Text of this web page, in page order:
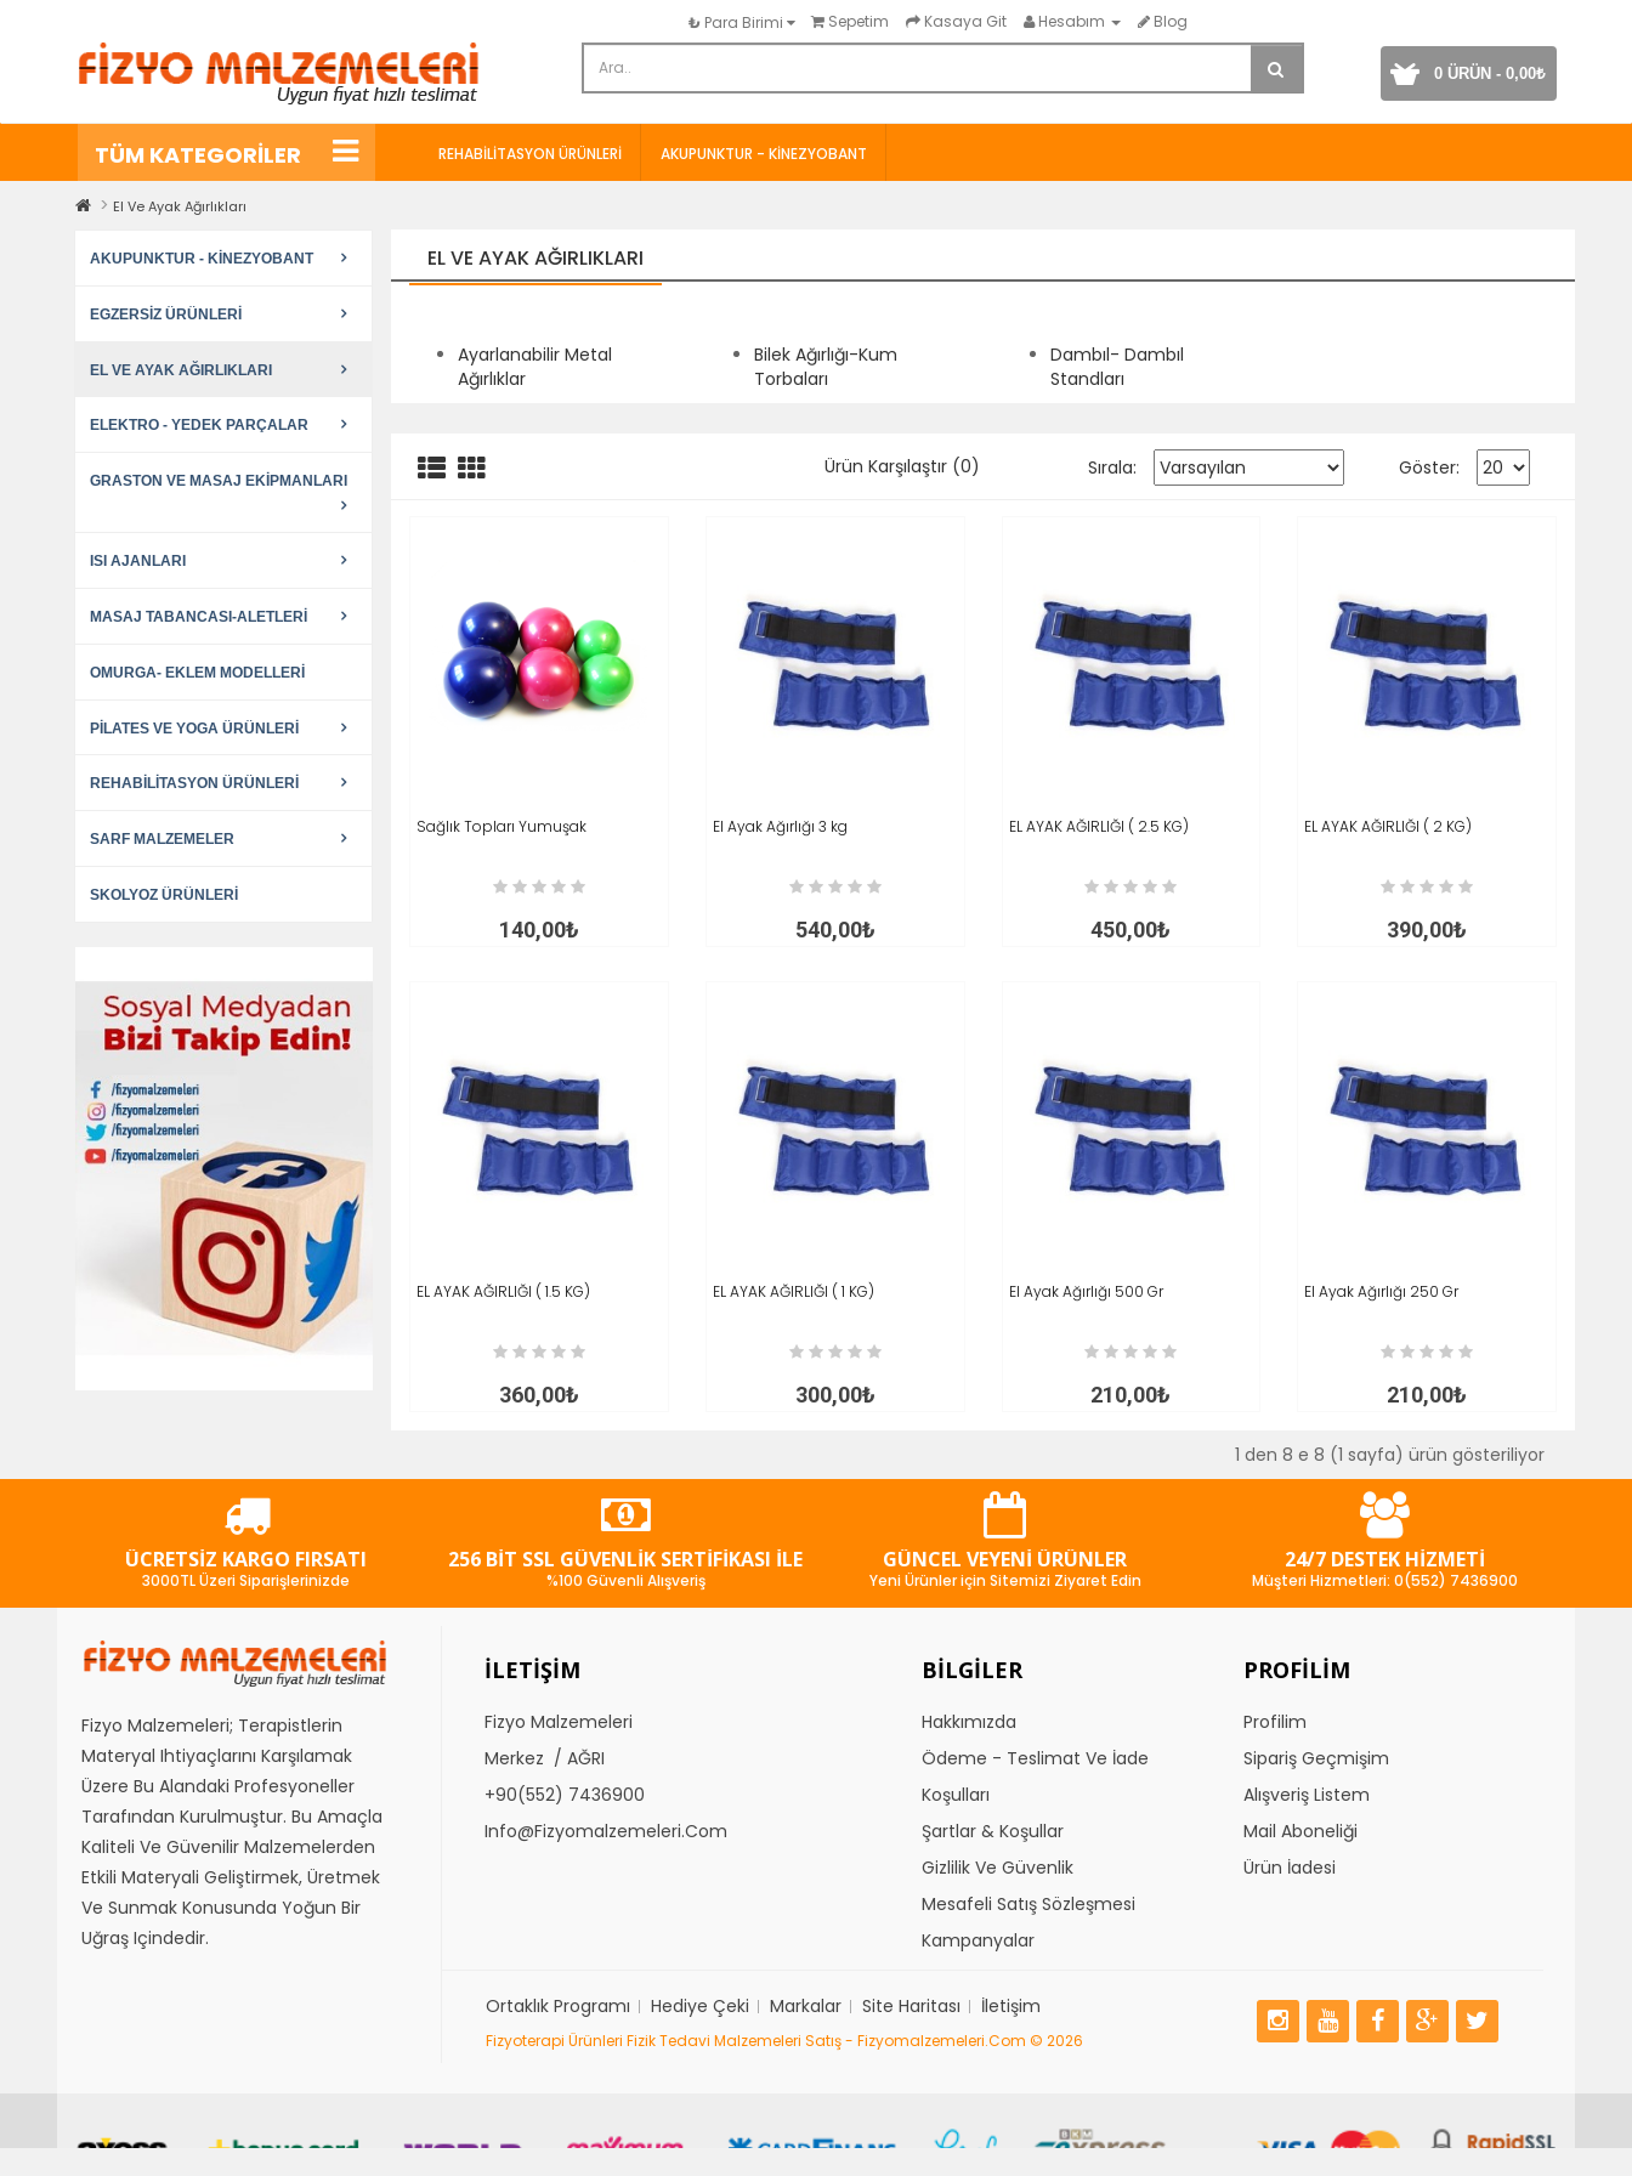
₺ Para Birimi Sepetim Kasaya Git Hesabım Blog
0 ÜRÜN - 0,00₺
TÜM KATEGORİLER REHABILITASYON ÜRÜNLERI AKUPUNKTUR - KINEZYOBANT
El Ve Ayak Ağırlıkları
AKUPUNKTUR - KINEZYOBANT
EGZERSIZ ÜRÜNLERI
EL VE AYAK AĞIRLIKLARI
ELEKTRO - YEDEK PARÇALAR
GRASTON VE MASAJ EKIPMANLARI
ISI AJANLARI
MASAJ TABANCASI-ALETLERI
OMURGA- EKLEM MODELLERI
PILATES VE YOGA ÜRÜNLERI
REHABILITASYON ÜRÜNLERI
SARF MALZEMELER
SKOLYOZ ÜRÜNLERI
EL VE AYAK AĞIRLIKLARI
Ayarlanabilir Metal
Ağırlıklar
Bilek Ağırlığı-Kum
Torbaları
Dambıl- Dambıl
Standları
Ürün Karşılaştır (0) Sırala: Göster:
SEPETE AT İNCELE
Sağlık Topları Yumuşak
140,00₺
SEPETE AT
El Ayak Ağırlığı 3 kg
540,00₺
SEPETE AT İNCELE
EL AYAK AĞIRLIĞI ( 2.5 KG)
450,00₺
SEPETE AT
EL AYAK AĞIRLIĞI ( 2 KG)
390,00₺
SEPETE AT İNCELE
EL AYAK AĞIRLIĞI ( 1.5 KG)
360,00₺
SEPETE AT
EL AYAK AĞIRLIĞI ( 1 KG)
300,00₺
SEPETE AT
El Ayak Ağırlığı 500 Gr
210,00₺
SEPETE AT
El Ayak Ağırlığı 250 Gr
210,00₺
1 den 8 e 8 (1 sayfa) ürün gösteriliyor
ÜCRETSIZ KARGO FIRSATI
3000TL Üzeri Siparişlerinizde
256 BIT SSL GÜVENLIK SERTIFIKASI İLE
%100 Güvenli Alışveriş
GÜNCEL VEYENI ÜRÜNLER
Yeni Ürünler için Sitemizi Ziyaret Edin
24/7 DESTEK HIZMETI
Müşteri Hizmetleri: 0(552) 7436900
Fizyo Malzemeleri; Terapistlerin
Materyal Ihtiyaçlarını Karşılamak
Üzere Bu Alandaki Profesyoneller
Tarafından Kurulmuştur. Bu Amaçla
Kaliteli Ve Güvenilir Malzemelerden
Etkili Materyali Geliştirmek, Üretmek
Ve Sunmak Konusunda Yoğun Bir
Uğraş Içindedir.
İLETIŞIM
Fizyo Malzemeleri
Merkez / AĞRI
+90(552) 7436900
Info@fizyomalzemeleri.com
BILGILER
Hakkımızda
Ödeme - Teslimat Ve İade
Koşulları
Şartlar & Koşullar
Gizlilik Ve Güvenlik
Mesafeli Satış Sözleşmesi
Kampanyalar
PROFILIM
Profilim
Sipariş Geçmişim
Alışveriş Listem
Mail Aboneliği
Ürün İadesi
Ortaklık Programı Hediye Çeki Markalar Site Haritası İletişim
Fizyoterapi Ürünleri Fizik Tedavi Malzemeleri Satış - Fizyomalzemeleri.com © 2026